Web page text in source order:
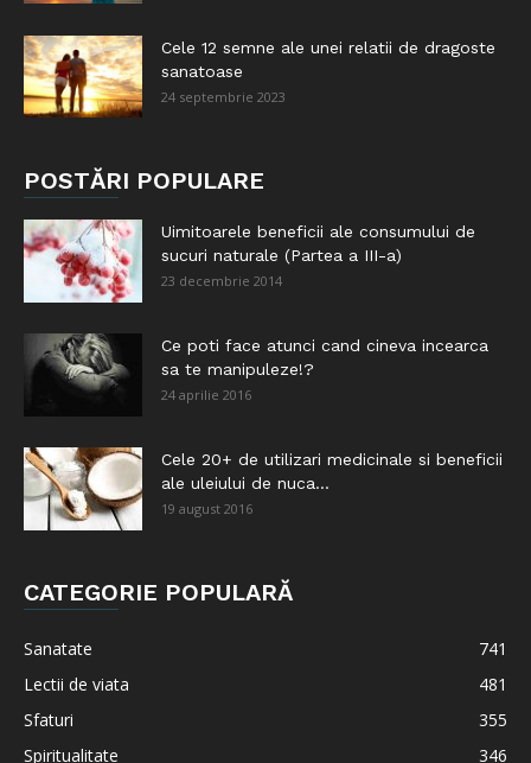
Cele 12 semne ale unei relatii de dragoste
sanatoase
24 septembrie 2023
POSTĂRI POPULARE
Uimitoarele beneficii ale consumului de
sucuri naturale (Partea a III-a)
23 decembrie 2014
Ce poti face atunci cand cineva incearca
sa te manipuleze!?
24 aprilie 2016
Cele 20+ de utilizari medicinale si beneficii
ale uleiului de nuca...
19 august 2016
CATEGORIE POPULARĂ
Sanatate
741
Lectii de viata
481
Sfaturi
355
Spiritualitate
346